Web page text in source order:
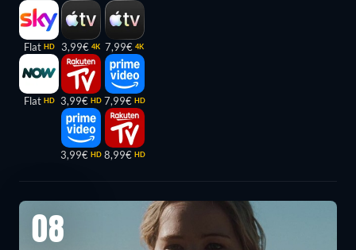
Flat HD
Flat HD
3,99€ 4K
3,99€ HD
3,99€ HD
7,99€ 4K
7,99€ HD
8,99€ HD
08